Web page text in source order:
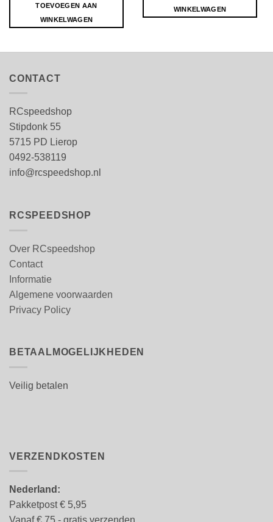
TOEVOEGEN AAN
WINKELWAGEN
WINKELWAGEN
CONTACT
RCspeedshop
Stipdonk 55
5715 PD Lierop
0492-538119
info@rcspeedshop.nl
RCSPEEDSHOP
Over RCspeedshop
Contact
Informatie
Algemene voorwaarden
Privacy Policy
BETAALMOGELIJKHEDEN
Veilig betalen
VERZENDKOSTEN
Nederland:
Pakketpost € 5,95